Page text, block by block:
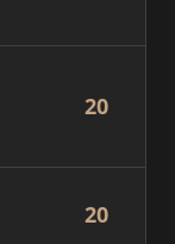
20
20